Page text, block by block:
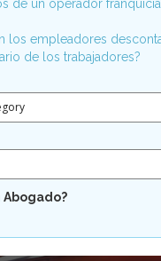
de un operador
los empleadores
de los trabajadores?
Abogado?